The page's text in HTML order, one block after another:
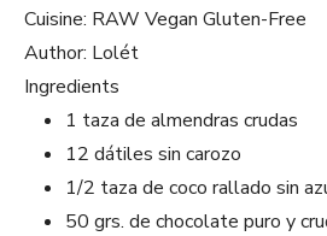
Cuisine: RAW Vegan Gluten-Free
Author: Lolét
Ingredients
1 taza de almendras crudas
12 dátiles sin carozo
1/2 taza de coco rallado sin
50 grs. de chocolate puro y